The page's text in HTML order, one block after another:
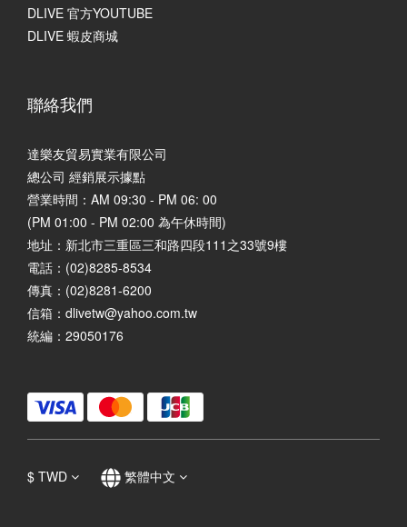
DLIVE 官方YOUTUBE
DLIVE 蝦皮商城
聯絡我們
達樂友貿易實業有限公司
總公司 經銷展示據點
營業時間：AM 09:30 - PM 06: 00
(PM 01:00 - PM 02:00 為午休時間)
地址： 新北市三重區三和路四段111之33號9樓
電話：(02)8285-8534
傳真：(02)8281-6200
信箱：dlivetw@yahoo.com.tw
統編：29050176
$ TWD 繁體中文